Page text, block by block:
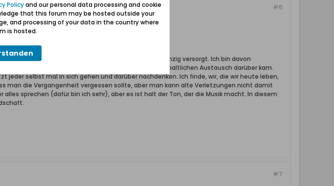
#6
immer wieder mit aktuellen Informationen aus Danzig versorgt. Ich bin davon
nur selten zum, vor allem von Ulrich gewünschten, inhaltlichen Austausch darüber kam.
jeder selbst mal in sich gehen und darüber nachdenken. Ich finde, wir, die wir heute leben,
man die Vergangenheit vergessen sollte, aber man kann alte Verletzungen nicht damit
sprechen (dafür bin ich sehr), aber es ist halt der Ton, der die Musik macht. In diesem
#7
Policyand our personal data processing and cookie
that this forum may be hosted outside your
and processing of your data in the country where
is hosted.